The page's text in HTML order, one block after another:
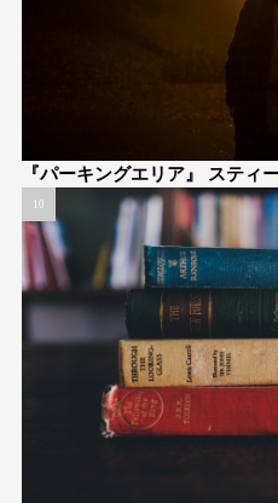
『パーキングエリア』 スティ